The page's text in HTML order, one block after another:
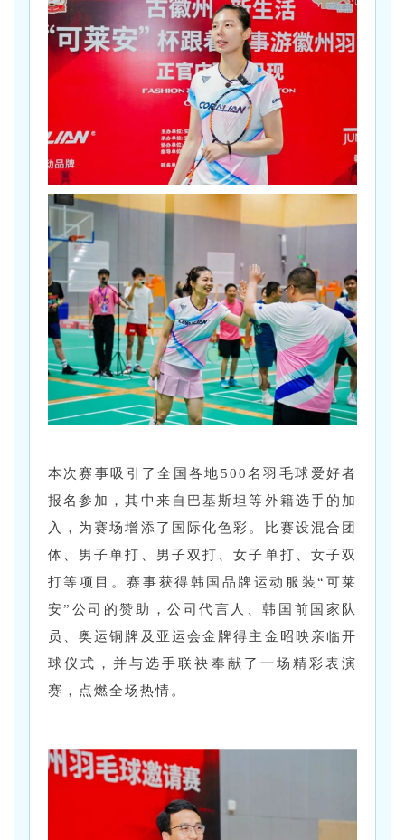
本次赛事吸引了全国各地500名羽毛球爱好者
报名参加，其中来自巴基斯坦等外籍选手的加
入，为赛场增添了国际化色彩。比赛设混合团
体、男子单打、男子双打、女子单打、女子双
打等项目。赛事获得韩国品牌运动服装“可莱
安”公司的赞助，公司代言人、韩国前国家队
员、奥运铜牌及亚运会金牌得主金昭映亲临开
球仪式，并与选手联袂奉献了一场精彩表演
赛，点燃全场热情。